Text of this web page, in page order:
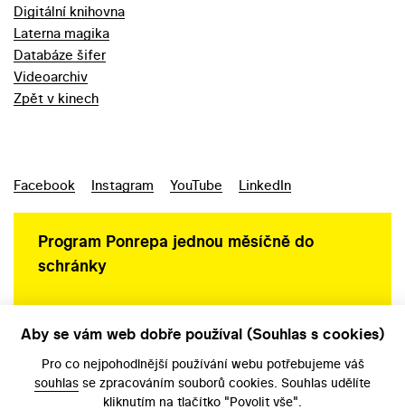
Digitální knihovna
Laterna magika
Databáze šifer
Videoarchiv
Zpět v kinech
Facebook Instagram YouTube LinkedIn
Program Ponrepa jednou měsíčně do
schránky
Aby se vám web dobře používal (Souhlas s cookies)
Pro co nejpohodlnější používání webu potřebujeme váš
souhlas se zpracováním souborů cookies. Souhlas udělíte
kliknutím na tlačítko "Povolit vše".